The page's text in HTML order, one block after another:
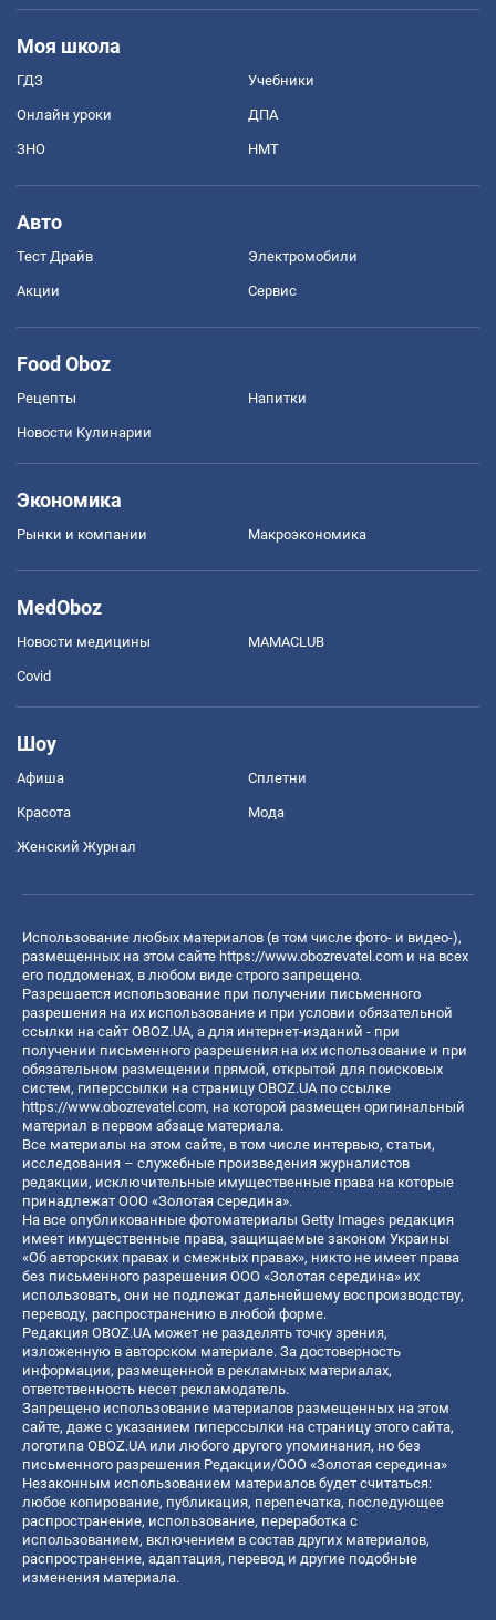
Моя школа
ГДЗ Учебники
Онлайн уроки ДПА
ЗНО НМТ
Авто
Тест Драйв Электромобили
Акции Сервис
Food Oboz
Рецепты Напитки
Новости Кулинарии
Экономика
Рынки и компании Mакроэкономика
MedOboz
Новости медицины MAMACLUB
Covid
Шоу
Афиша Сплетни
Красота Мода
Женский Журнал
Использование любых материалов (в том числе фото- и видео-),
размещенных на этом сайте https://www.obozrevatel.com и на всех
его поддоменах, в любом виде строго запрещено.
Разрешается использование при получении письменного
разрешения на их использование и при условии обязательной
ссылки на сайт OBOZ.UA, а для интернет-изданий - при
получении письменного разрешения на их использование и при
обязательном размещении прямой, открытой для поисковых
систем, гиперссылки на страницу OBOZ.UA по ссылке
https://www.obozrevatel.com, на которой размещен оригинальный
материал в первом абзаце материала.
Все материалы на этом сайте, в том числе интервью, статьи,
исследования – служебные произведения журналистов
редакции, исключительные имущественные права на которые
принадлежат ООО «Золотая середина».
На все опубликованные фотоматериалы Getty Images редакция
имеет имущественные права, защищаемые законом Украины
«Об авторских правах и смежных правах», никто не имеет права
без письменного разрешения ООО «Золотая середина» их
использовать, они не подлежат дальнейшему воспроизводству,
переводу, распространению в любой форме.
Редакция OBOZ.UA может не разделять точку зрения,
изложенную в авторском материале. За достоверность
информации, размещенной в рекламных материалах,
ответственность несет рекламодатель.
Запрещено использование материалов размещенных на этом
сайте, даже с указанием гиперссылки на страницу этого сайта,
логотипа OBOZ.UA или любого другого упоминания, но без
письменного разрешения Редакции/ООО «Золотая середина»
Незаконным использованием материалов будет считаться:
любое копирование, публикация, перепечатка, последующее
распространение, использование, переработка с
использованием, включением в состав других материалов,
распространение, адаптация, перевод и другие подобные
изменения материала.